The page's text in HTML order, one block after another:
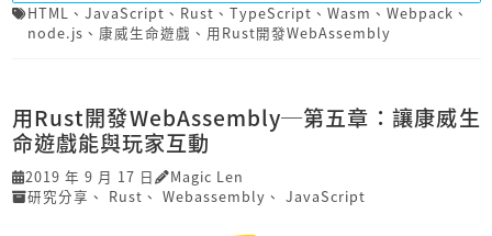
HTML 、 JavaScript 、 Rust 、 TypeScript 、 Wasm 、 Webpack 、
node.js 、 康威生命遊戲 、 用Rust開發Web­Assembly
用Rust開發Web­Assembly─第五章：讓康威生
命遊戲能與玩家互動
2019 年 9 月 17 日
Magic Len
研究分享 、 Rust 、 Webassembly 、 JavaScript